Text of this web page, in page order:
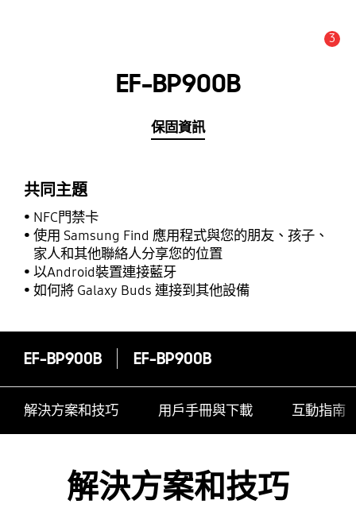
3
EF-BP900B
保固資訊
共同主題
NFC門禁卡
使用 Samsung Find 應用程式與您的朋友、孩子、
家人和其他聯絡人分享您的位置
以Android裝置連接藍牙
如何將 Galaxy Buds 連接到其他設備
EF-BP900B EF-BP900B
解決方案和技巧 用戶手冊與下載 互動指南
解決方案和技巧